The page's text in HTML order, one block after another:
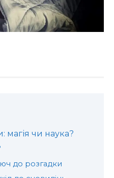
магія чи наука?
до розгадки